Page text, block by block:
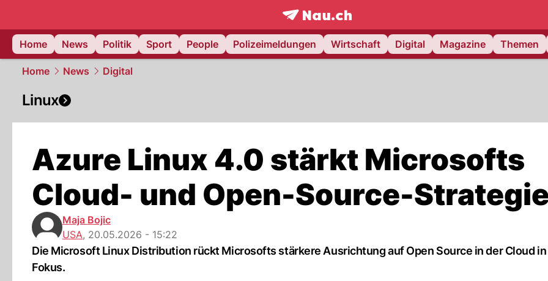
frontpage.NAU.ch
Home
News Politik Sport People Polizeimeldungen Wirtschaft Digital Magazine Themen
Home News Digital
Linux
Azure Linux 4.0 stärkt Microsofts
Cloud- und Open-Source-
Maja Bojic
USA, 20.05.2026 - 15:22
Die Microsoft Linux Distribution rückt Microsofts stärkere Ausrichtung auf Open Source in der Cloud
Fokus.